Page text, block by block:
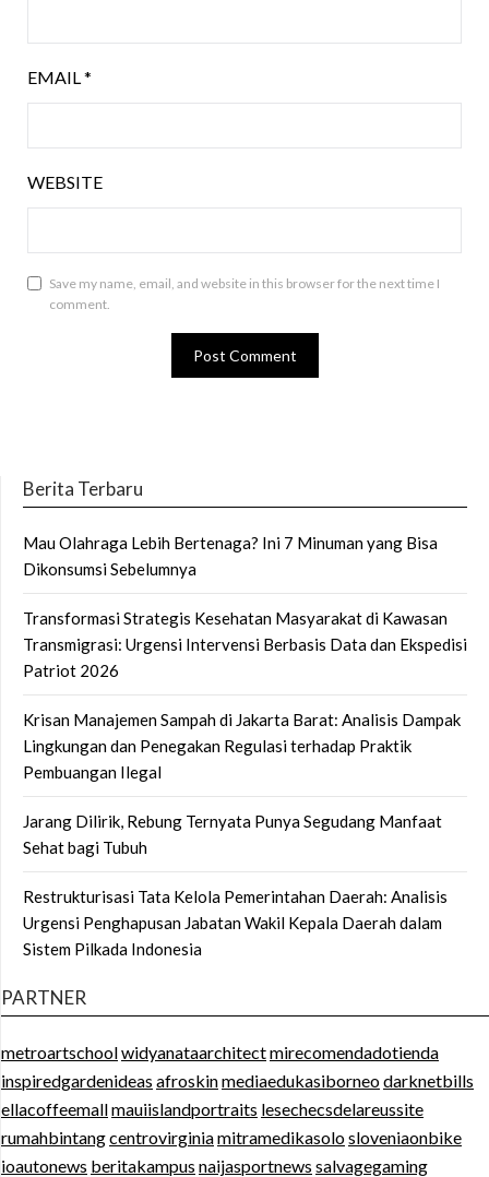
EMAIL *
WEBSITE
Save my name, email, and website in this browser for the next time I
comment.
Berita Terbaru
Mau Olahraga Lebih Bertenaga? Ini 7 Minuman yang Bisa
Dikonsumsi Sebelumnya
Transformasi Strategis Kesehatan Masyarakat di Kawasan
Transmigrasi: Urgensi Intervensi Berbasis Data dan Ekspedisi
Patriot 2026
Krisan Manajemen Sampah di Jakarta Barat: Analisis Dampak
Lingkungan dan Penegakan Regulasi terhadap Praktik
Pembuangan Ilegal
Jarang Dilirik, Rebung Ternyata Punya Segudang Manfaat
Sehat bagi Tubuh
Restrukturisasi Tata Kelola Pemerintahan Daerah: Analisis
Urgensi Penghapusan Jabatan Wakil Kepala Daerah dalam
Sistem Pilkada Indonesia
PARTNER
metroartschoolwidyanataarchitectmirecomendadotienda
inspiredgardenideas afroskinmediaedukasiborneodarknetbills
ellacoffeemallmauiislandportraits lesechecsdelareussite
rumahbintangcentrovirginiamitramedikasolosloveniaonbike
ioautonews beritakampus naijasportnews salvagegaming